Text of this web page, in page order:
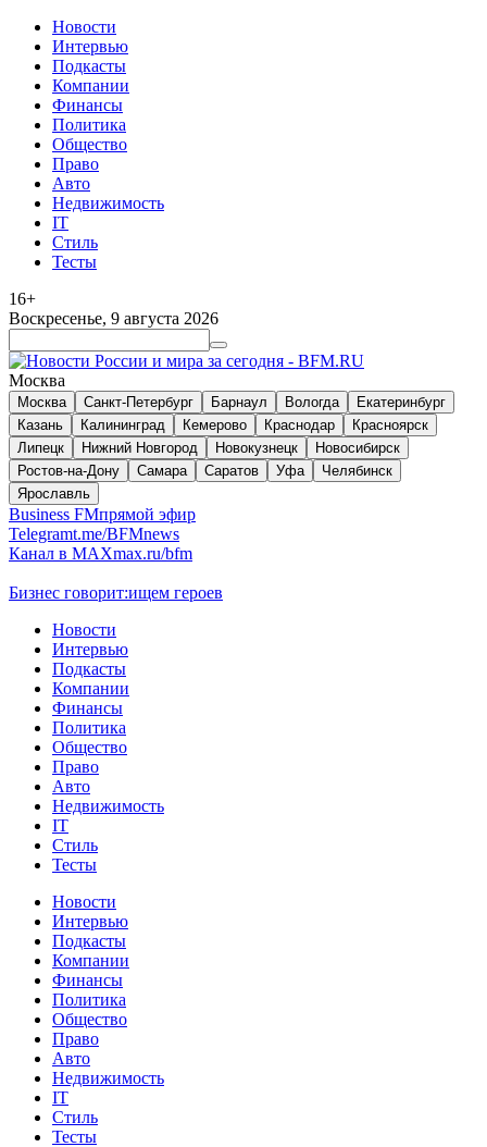
Новости
Интервью
Подкасты
Компании
Финансы
Политика
Общество
Право
Авто
Недвижимость
IT
Стиль
Тесты
16+
Воскресенье, 9 августа 2026
Москва
Москва Санкт-Петербург Барнаул Вологда
Екатеринбург
Казань
Калининград Кемерово Краснодар
Красноярск
Липецк
Нижний Новгород Новокузнецк
Новосибирск
Ростов-на-Дону
Самара Саратов Уфа
Челябинск
Ярославль
Business FMпрямой эфир
Telegramt.me/BFMnews
Канал в MAXmax.ru/bfm
Бизнес говорит:ищем героев
Новости
Интервью
Подкасты
Компании
Финансы
Политика
Общество
Право
Авто
Недвижимость
IT
Стиль
Тесты
Новости
Интервью
Подкасты
Компании
Финансы
Политика
Общество
Право
Авто
Недвижимость
IT
Стиль
Тесты